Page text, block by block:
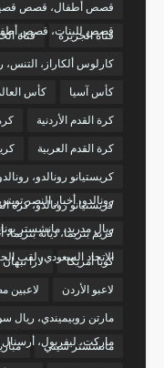
قصص أطفال، قصص
قصص للبنات، قصص
قناة الجزيرة قناة
كارلوس ألكاراز، التنس،
كأس آسيا كأس
كرة القدم الأردنية
كرة القدم العربية
كريستيانو رونالدو،
رونالدو، أخبار النصر
ريال مدريد، مانشستر
كريم بنزيما، ديانة
الاتحاد السعودي، لقب
كوبا أمريكا لارا نبهان
لاعبو الأردن لاعبين
مارتن زوبيميندي، ريال
ماركت، ليفربول، أرسنال
مانشستر سيتي